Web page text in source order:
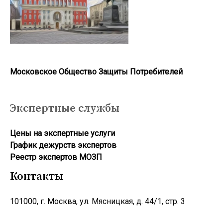
Московское Общество Защиты Потребителей
Экспертные службы
Цены на экспертные услуги
График дежурств экспертов
Реестр экcпертов МОЗП
Контакты
101000, г. Москва, ул. Мясницкая, д. 44/1, стр. 3